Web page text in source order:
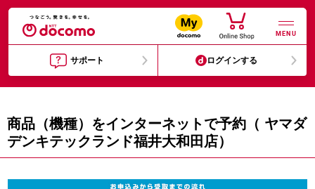
MENU
サポート ログインする
商品（機種）をインターネットで予約（ ヤマダ
デンキテックランド福井大和田店）